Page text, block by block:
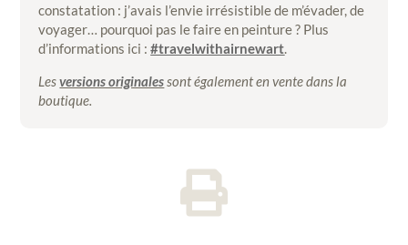
constatation : j’avais l’envie irrésistible de m’évader, de
voyager… pourquoi pas le faire en peinture ? Plus
d’informations ici :#travelwithairnewart.
Lesversions originalessont également en vente dans la
boutique.
